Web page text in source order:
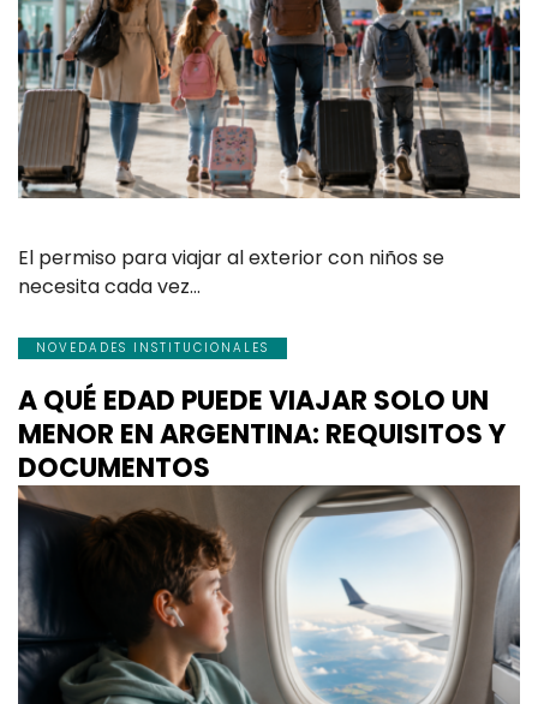
El permiso para viajar al exterior con niños se
necesita cada vez…
NOVEDADES INSTITUCIONALES
A QUÉ EDAD PUEDE VIAJAR SOLO UN
MENOR EN ARGENTINA: REQUISITOS Y
DOCUMENTOS